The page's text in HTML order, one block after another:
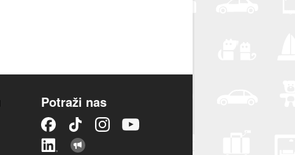
Potraži nas